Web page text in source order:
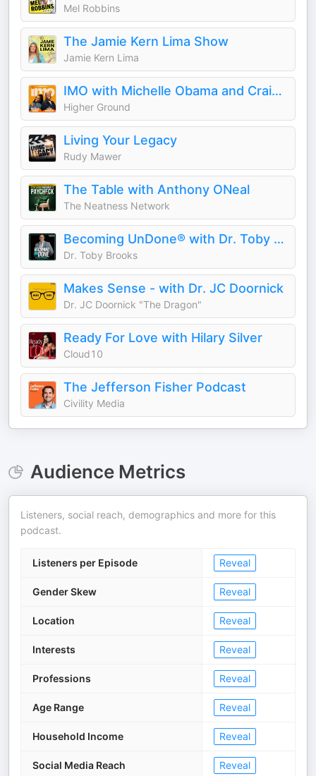
Mel Robbins
The Jamie Kern Lima Show
Jamie Kern Lima
IMO with Michelle Obama and Craig Robinson
Higher Ground
Living Your Legacy
Rudy Mawer
The Table with Anthony ONeal
The Neatness Network
Becoming UnDone® with Dr. Toby Brooks
Dr. Toby Brooks
Makes Sense - with Dr. JC Doornick
Dr. JC Doornick "The Dragon"
Ready For Love with Hilary Silver
Cloud10
The Jefferson Fisher Podcast
Civility Media
Audience Metrics
Listeners, social reach, demographics and more for this
podcast.
Listeners per Episode Reveal
Gender Skew Reveal
Location Reveal
Interests Reveal
Professions Reveal
Age Range Reveal
Household Income Reveal
Social Media Reach Reveal